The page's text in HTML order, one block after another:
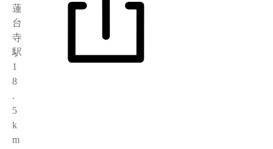
蓮
台
寺
駅
1
8
.
5
k
m